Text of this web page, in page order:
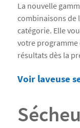
La nouvelle
combinaisons de
catégorie. Elle
votre programme
résultats dès la
Voir laveuse